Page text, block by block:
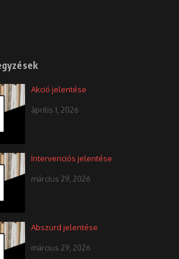
Akció jelentése
április 1, 2026
Intervenciós jelentése
március 29, 2026
Abszurd jelentése
március 29, 2026